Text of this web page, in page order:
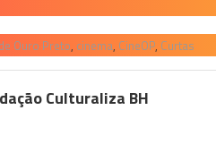
Ouro Preto, cinema, CineOP, Curtas
Culturaliza BH